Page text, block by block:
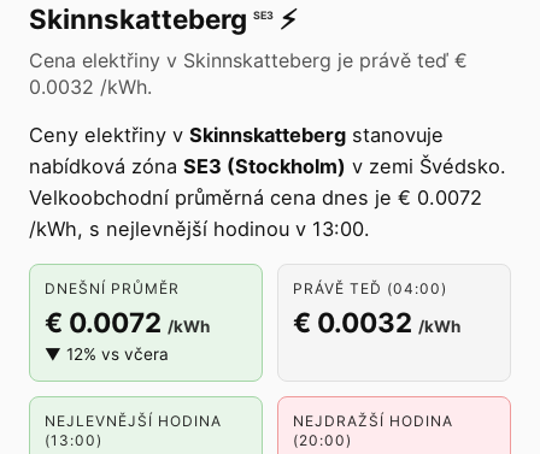
Skinnskatteberg SE3 ⚡️
Cena elektřiny v Skinnskatteberg je právě teď €
0.0032 /kWh.
Ceny elektřiny v Skinnskatteberg stanovuje
nabídková zóna SE3 (Stockholm) v zemi Švédsko.
Velkoobchodní průměrná cena dnes je € 0.0072
/kWh, s nejlevnější hodinou v 13:00.
DNEŠNÍ PRŮMĚR
€ 0.0072 /kWh
▼ 12% vs včera
PRÁVĚ TEĎ (04:00)
€ 0.0032 /kWh
NEJLEVNĚJŠÍ HODINA
(13:00)
NEJDRAŽŠÍ HODINA
(20:00)